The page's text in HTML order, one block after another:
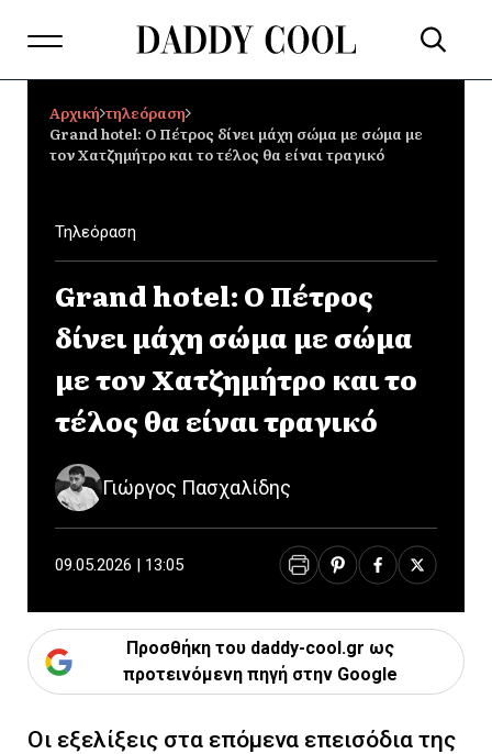
Αρχική τηλεόραση
Grand hotel: Ο Πέτρος δίνει μάχη σώμα με σώμα με
τον Χατζημήτρο και το τέλος θα είναι τραγικό
Τηλεόραση
Grand hotel: Ο Πέτρος
δίνει μάχη σώμα με σώμα
με τον Χατζημήτρο και το
τέλος θα είναι τραγικό
Γιώργος Πασχαλίδης
09.05.2026 | 13:05
Προσθήκη του daddy-cool.gr ως
προτεινόμενη πηγή στην Google
Οι εξελίξεις στα επόμενα επεισόδια της